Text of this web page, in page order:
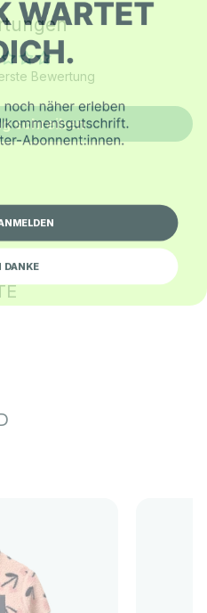
Bewertung
schreiben